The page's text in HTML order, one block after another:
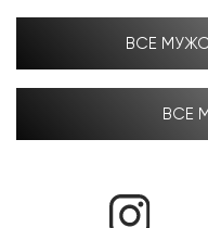
ВСЕ
ВСЕ